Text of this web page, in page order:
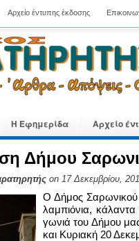
Αρχείο έντυπης έκδοσης
Η Εφημερίδα Αρχείο
Δήμου
on 17 Δεκεμβρίου,
Ο Δήμος Σαρωνικού
λαμπιόνια,
γωνιά του Δήμου
και Κυριακή 20